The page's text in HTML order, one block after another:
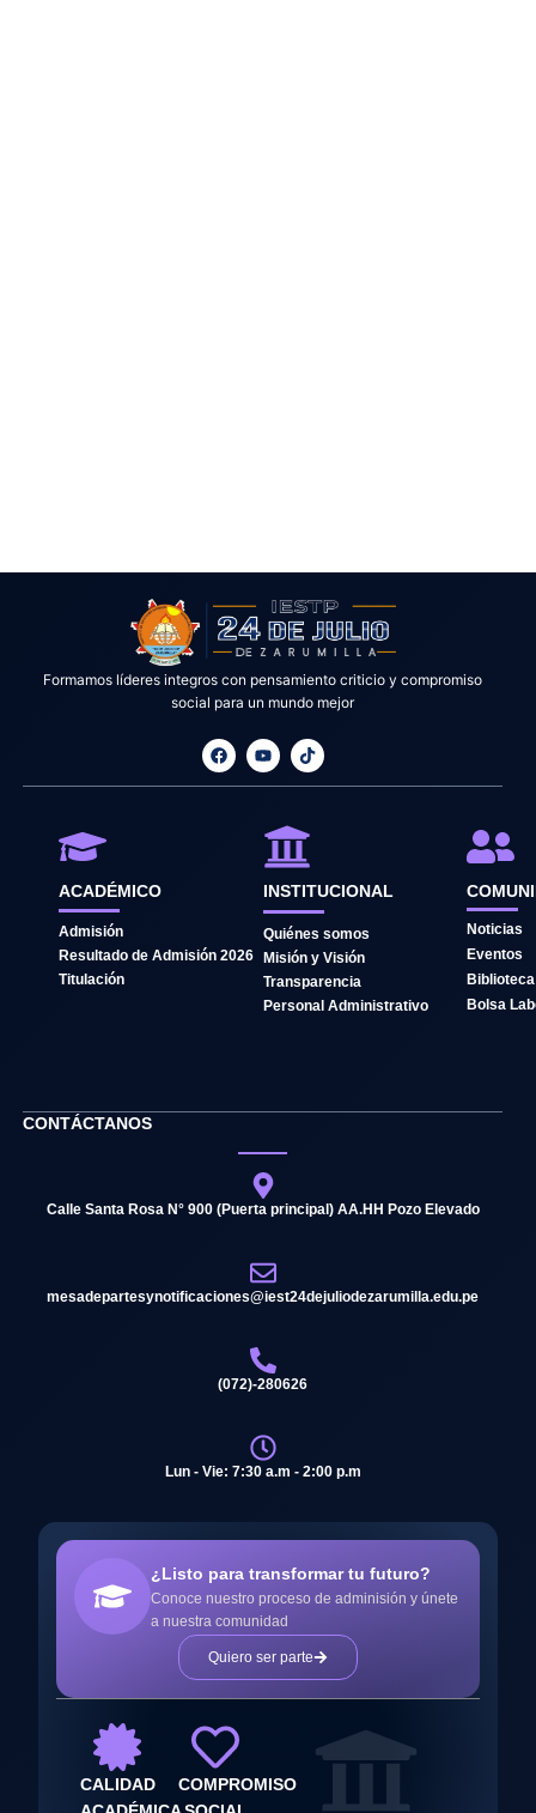
Formamos líderes integros con pensamiento criticio y compromiso
social para un mundo mejor
F
a
Y
o
b
T
i
k
ACADÉMICO
Admisión
Resultado de Admisión 2026
Titulación
INSTITUCIONAL
Quiénes somos
Misión y Visión
Transparencia
Personal Administrativo
Noticias
Eventos
Biblioteca
Bolsa
CONTÁCTANOS
Calle Santa Rosa N° 900 (Puerta principal) AA.HH Pozo Elevado
mesadepartesynotificaciones@iest24dejuliodezarumilla.edu.pe
(072)-280626
Lun - Vie: 7:30 a.m - 2:00 p.m
¿Listo para transformar tu futuro?
Conoce nuestro proceso de adminisión y únete
a nuestra comunidad
Quiero ser parte
CALIDAD
COMPROMISO